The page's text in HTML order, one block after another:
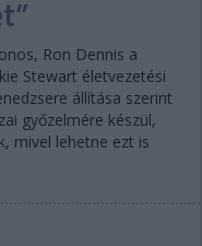
Ron Dennis a
Stewart életvezetési
állítása szerint
győzelmére készül,
mivel lehetne ezt is